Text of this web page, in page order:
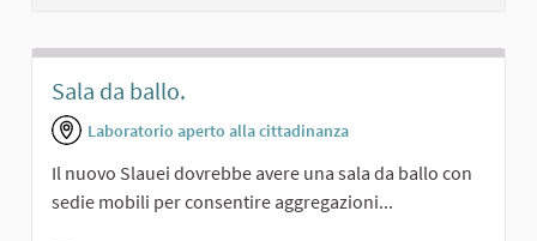
Sala da ballo.
Laboratorio aperto alla cittadinanza
Il nuovo Slauei dovrebbe avere una sala da ballo con
sedie mobili per consentire aggregazioni...